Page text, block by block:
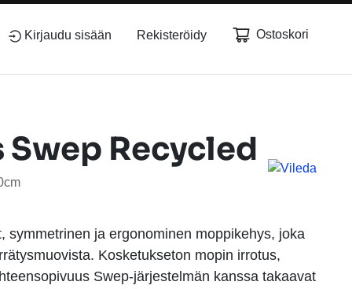
Kirjaudu sisään Rekisteröidy Ostoskori
Swep Recycled
symmetrinen ja ergonominen moppikehys, joka
Kosketukseton mopin irrotus,
Swep-järjestelmän kanssa takaavat